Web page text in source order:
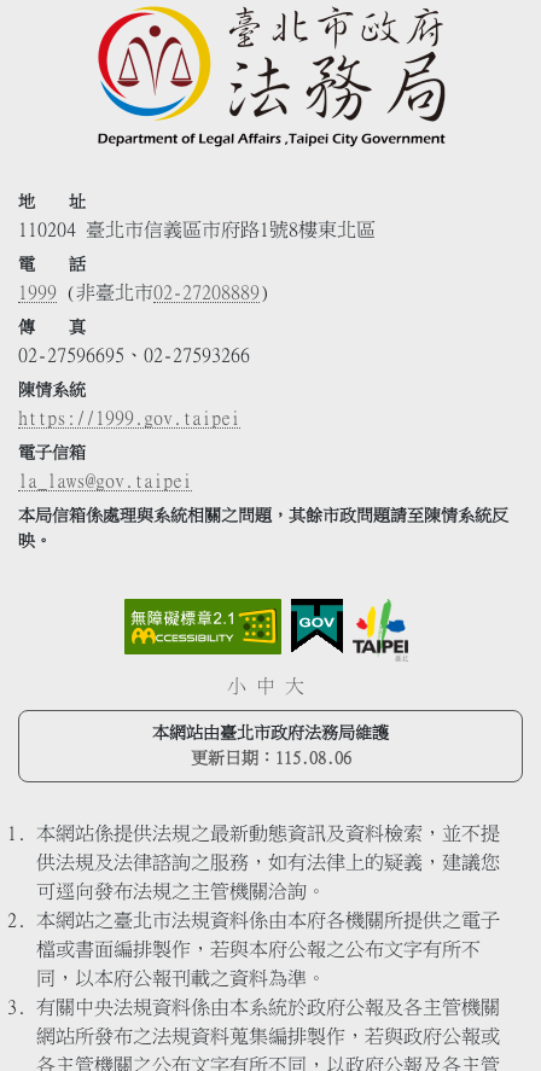
地 址
110204 臺北市信義區市府路1號8樓東北區
電 話
1999 (非臺北市02-27208889)
傳 真
02-27596695、02-27593266
陳情系統
https://1999.gov.taipei
電子信箱
la_laws@gov.taipei
本局信箱係處理與系統相關之問題，其餘市政問題請至陳情系統反
映。
小 中 大
本網站由臺北市政府法務局維護
更新日期： 115.08.06
本網站係提供法規之最新動態資訊及資料檢索，並不提
供法規及法律諮詢之服務，如有法律上的疑義，建議您
可逕向發布法規之主管機關洽詢。
本網站之臺北市法規資料係由本府各機關所提供之電子
檔或書面編排製作，若與本府公報之公布文字有所不
同，以本府公報刊載之資料為準。
有關中央法規資料係由本系統於政府公報及各主管機關
網站所發布之法規資料蒐集編排製作，若與政府公報或
各主管機關之公布文字有所不同，以政府公報及各主管